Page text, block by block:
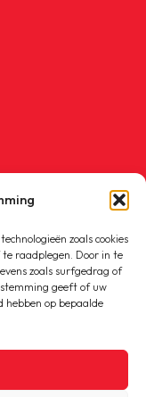
zoals cookies
raadplegen. Door in te
zoals surfgedrag of
geeft of uw
op bepaalde